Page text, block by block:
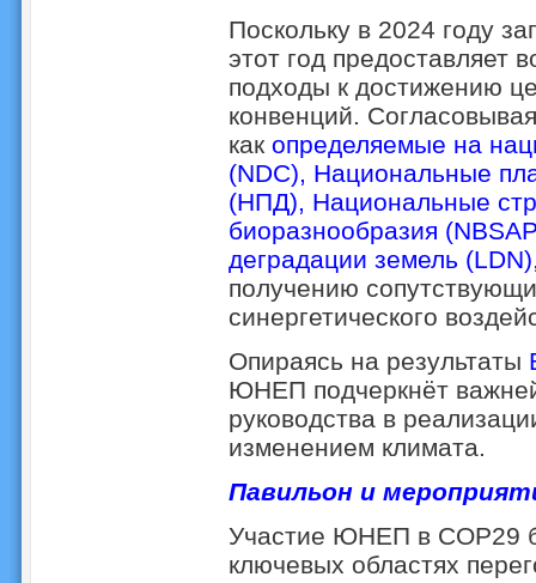
Поскольку в 2024 году
этот год предоставляет
подходы к достижению
конвенций.
как определяемые на
(NDC), Национальные
(НПД), Национальные
биоразнообразия
деградации земель (LDN)
получению
синергетического
Опираясь на результаты
ЮНЕП подчеркнёт
руководства в
изменением климата.
Павильон и
Участие ЮНЕП в COP29
ключевых областях